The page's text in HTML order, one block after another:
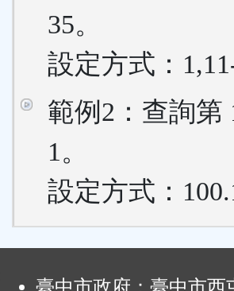
35。
設定方式：
範例2：查詢第
1。
設定方式：
臺中市政府：臺中市西